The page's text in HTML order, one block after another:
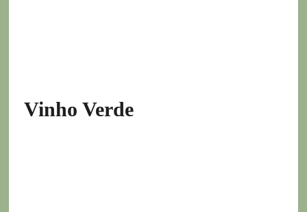
Vinho Verde